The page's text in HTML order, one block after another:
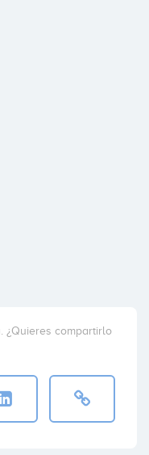
¿Quieres compartirlo